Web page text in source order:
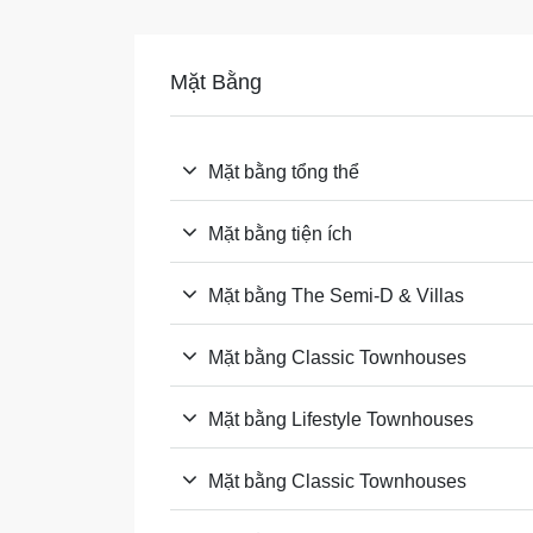
Mặt Bằng
Mặt bằng tổng thể
Mặt bằng tiện ích
Mặt bằng The Semi-D & Villas
Mặt bằng Classic Townhouses
Mặt bằng Lifestyle Townhouses
Mặt bằng Classic Townhouses